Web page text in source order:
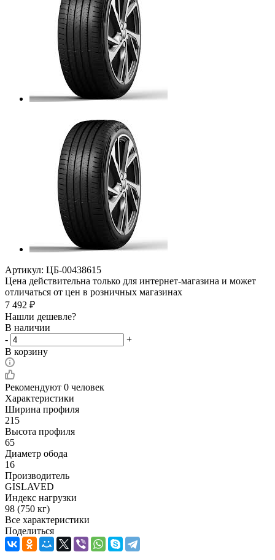
Артикул: ЦБ-00438615
Цена действительна только для интернет-магазина и может
отличаться от цен в розничных магазинах
7 492 ₽
Нашли дешевле?
В наличии
-
+
В корзину
Рекомендуют 0 человек
Характеристики
Ширина профиля
215
Высота профиля
65
Диаметр обода
16
Производитель
GISLAVED
Индекс нагрузки
98 (750 кг)
Все характеристики
Поделиться